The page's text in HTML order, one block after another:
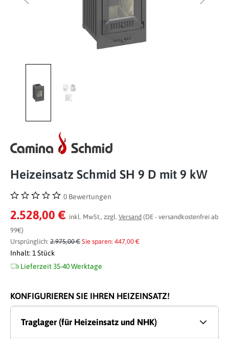
Heizeinsatz Schmid SH 9 D mit 9 kW
Durchschnittliche Bewertung von 0 von 5 Sternen
0 Bewertungen
2.528,00 € inkl. MwSt., zzgl. Versand (DE - versandkostenfrei ab
99€)
Ursprünglich: 2.975,00 € Sie sparen: 447,00 €
Inhalt: 1 Stück
Lieferzeit 35-40 Werktage
KONFIGURIEREN SIE IHREN HEIZEINSATZ!
Traglager (für Heizeinsatz und NHK)